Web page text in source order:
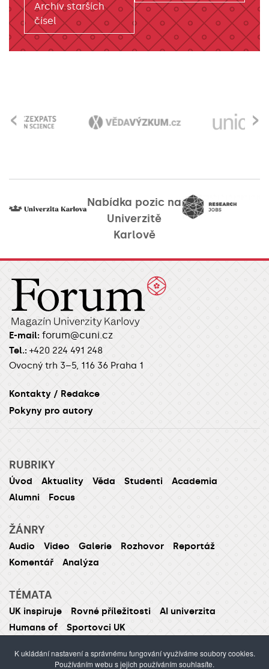
Archiv starších
čísel
›
‹
Nabídka pozic na
Univerzitě
Karlově
E-mail: forum@cuni.cz
Tel.: +420 224 491 248
Ovocný trh 3–5, 116 36 Praha 1
Kontakty / Redakce
Pokyny pro autory
RUBRIKY
Úvod Aktuality Věda Studenti
Academia
Alumni
Focus
ŽÁNRY
Audio Video Galerie Rozhovor
Reportáž
Komentář
Analýza
TÉMATA
UK inspiruje Rovné příležitosti
AI univerzita
Humans of
Sportovci UK
K ukládání nastavení a správnému fungování využíváme soubory cookies.
Používáním webu s jejich používáním souhlasíte.